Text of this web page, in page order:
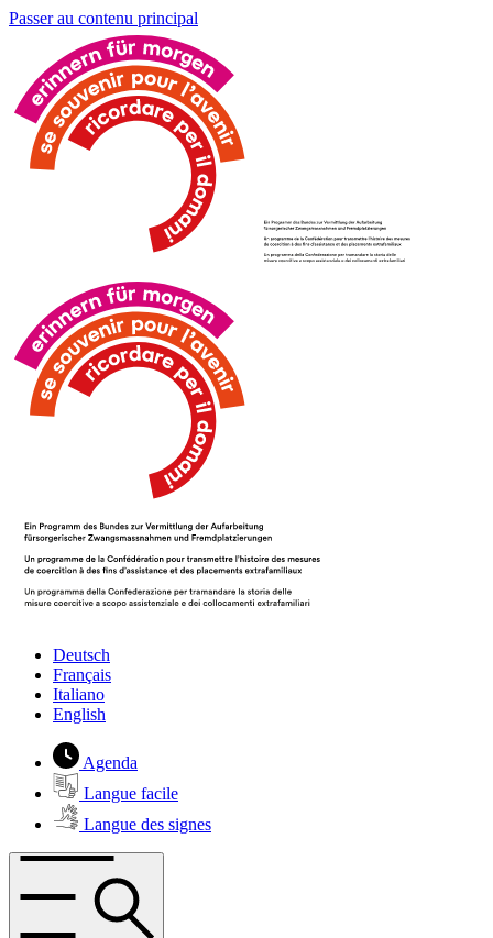
Passer au contenu principal
Deutsch
Français
Italiano
English
Agenda
Langue facile
Langue des signes